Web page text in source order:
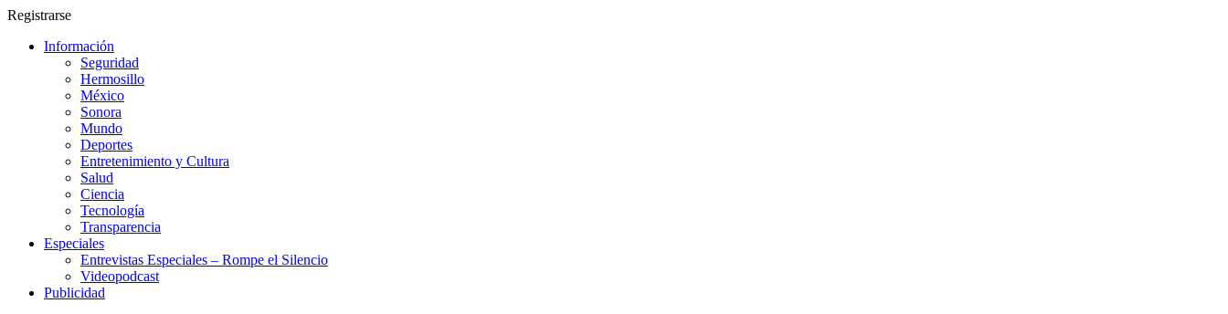
Registrarse
Información
Seguridad
Hermosillo
México
Sonora
Mundo
Deportes
Entretenimiento y Cultura
Salud
Ciencia
Tecnología
Transparencia
Especiales
Entrevistas Especiales – Rompe el Silencio
Videopodcast
Publicidad